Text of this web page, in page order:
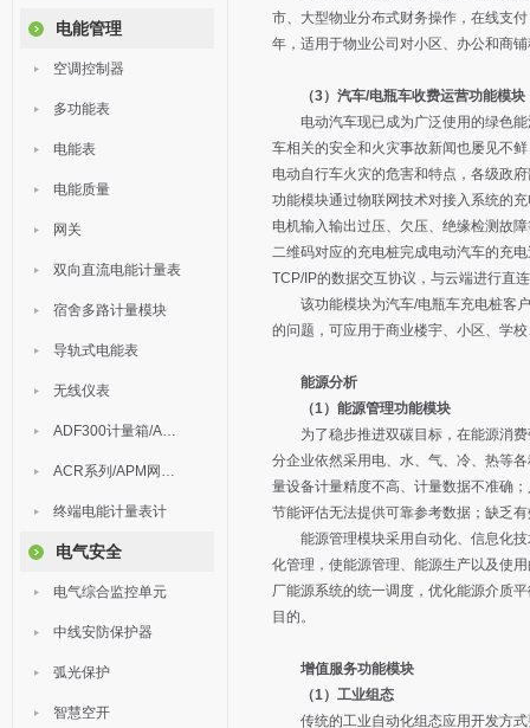
电能管理
空调控制器
多功能表
电能表
电能质量
网关
双向直流电能计量表
宿舍多路计量模块
导轨式电能表
无线仪表
ADF300计量箱/AEW无线计量
ACR系列/APM网络电力仪表
终端电能计量表计
电气安全
电气综合监控单元
中线安防保护器
弧光保护
智慧空开
市、大型物业分布式财务操作，在线支
年，适用于物业公司对小区、办公和商
（3）汽车/电瓶车收费运营功能模块
电动汽车现已成为广泛使用的绿色能
车相关的安全和火灾事故新闻也屡见不
电动自行车火灾的危害和特点，各级政
功能模块通过物联网技术对接入系统的
电机输入输出过压、欠压、绝缘检测故
二维码对应的充电桩完成电动汽车的充
TCP/IP的数据交互协议，与云端进行直
该功能模块为汽车/电瓶车充电桩客户
的问题，可应用于商业楼宇、小区、学
能源分析
（1）能源管理功能模块
为了稳步推进双碳目标，在能源消费
分企业依然采用电、水、气、冷、热等
量设备计量精度不高、计量数据不准确
节能评估无法提供可靠参考数据；缺乏
能源管理模块采用自动化、信息化技
化管理，使能源管理、能源生产以及使
厂能源系统的统一调度，优化能源介质
目的。
增值服务功能模块
（1）工业组态
传统的工业自动化组态应用开发方式